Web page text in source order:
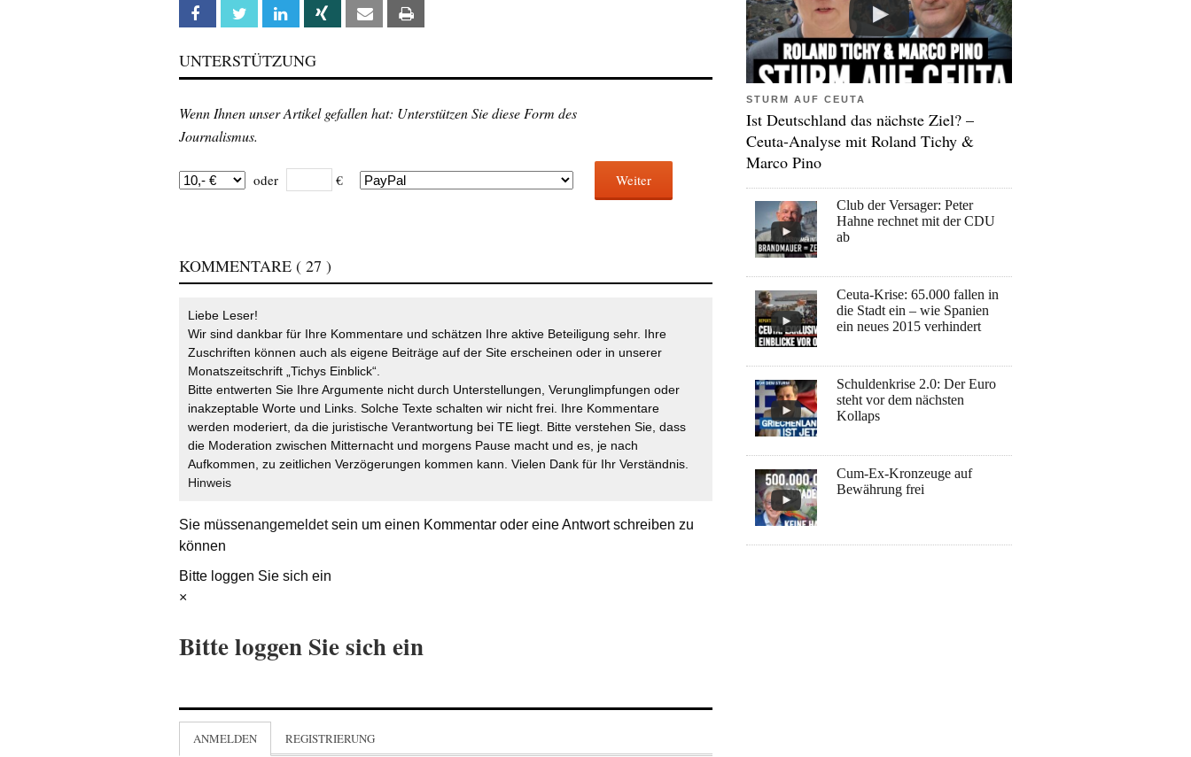
Facebook Twitter Linkedin Xing Email
UNTERSTÜTZUNG
Wenn Ihnen unser Artikel gefallen hat: Unterstützen Sie diese Form des
Journalismus.
oder € Weiter
KOMMENTARE ( 27 )
Liebe Leser!
Wir sind dankbar für Ihre Kommentare und schätzen Ihre aktive Beteiligung sehr. Ihre
Zuschriften können auch als eigene Beiträge auf der Site erscheinen oder in unserer
Monatszeitschrift „Tichys Einblick“.
Bitte entwerten Sie Ihre Argumente nicht durch Unterstellungen, Verunglimpfungen oder
inakzeptable Worte und Links. Solche Texte schalten wir nicht frei. Ihre Kommentare
werden moderiert, da die juristische Verantwortung bei TE liegt. Bitte verstehen Sie, dass
die Moderation zwischen Mitternacht und morgens Pause macht und es, je nach
Aufkommen, zu zeitlichen Verzögerungen kommen kann. Vielen Dank für Ihr Verständnis.
Hinweis
Sie müssenangemeldetsein um einen Kommentar oder eine Antwort schreiben zu
können
Bitte loggen Sie sich ein
×
Bitte loggen Sie sich ein
ANMELDEN REGISTRIERUNG
STURM AUF CEUTA
Ist Deutschland das nächste Ziel? –
Ceuta-Analyse mit Roland Tichy &
Marco Pino
Club der Versager: Peter
Hahne rechnet mit der CDU
ab
Ceuta-Krise: 65.000 fallen in
die Stadt ein – wie Spanien
ein neues 2015 verhindert
Schuldenkrise 2.0: Der Euro
steht vor dem nächsten
Kollaps
Cum-Ex-Kronzeuge auf
Bewährung frei